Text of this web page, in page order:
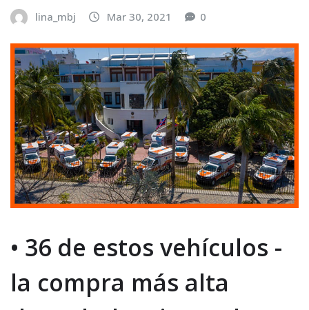
lina_mbj Mar 30, 2021 0
• 36 de estos vehículos -
la compra más alta